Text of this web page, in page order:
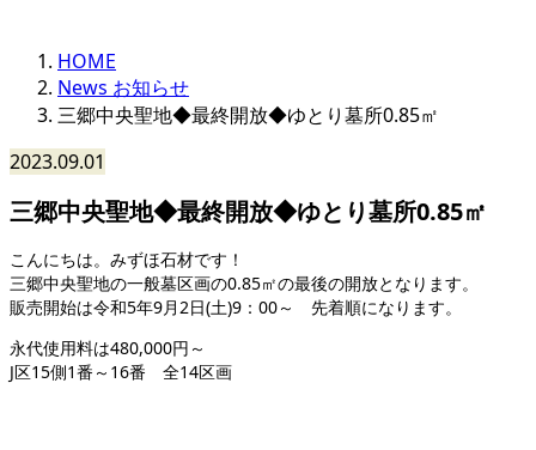
HOME
News お知らせ
三郷中央聖地◆最終開放◆ゆとり墓所0.85㎡
2023.09.01
三郷中央聖地◆最終開放◆ゆとり墓所0.85㎡
こんにちは。みずほ石材です！
三郷中央聖地の一般墓区画の0.85㎡の最後の開放となります。
販売開始は令和5年9月2日(土)9：00～ 先着順になります。
永代使用料は480,000円～
J区15側1番～16番 全14区画